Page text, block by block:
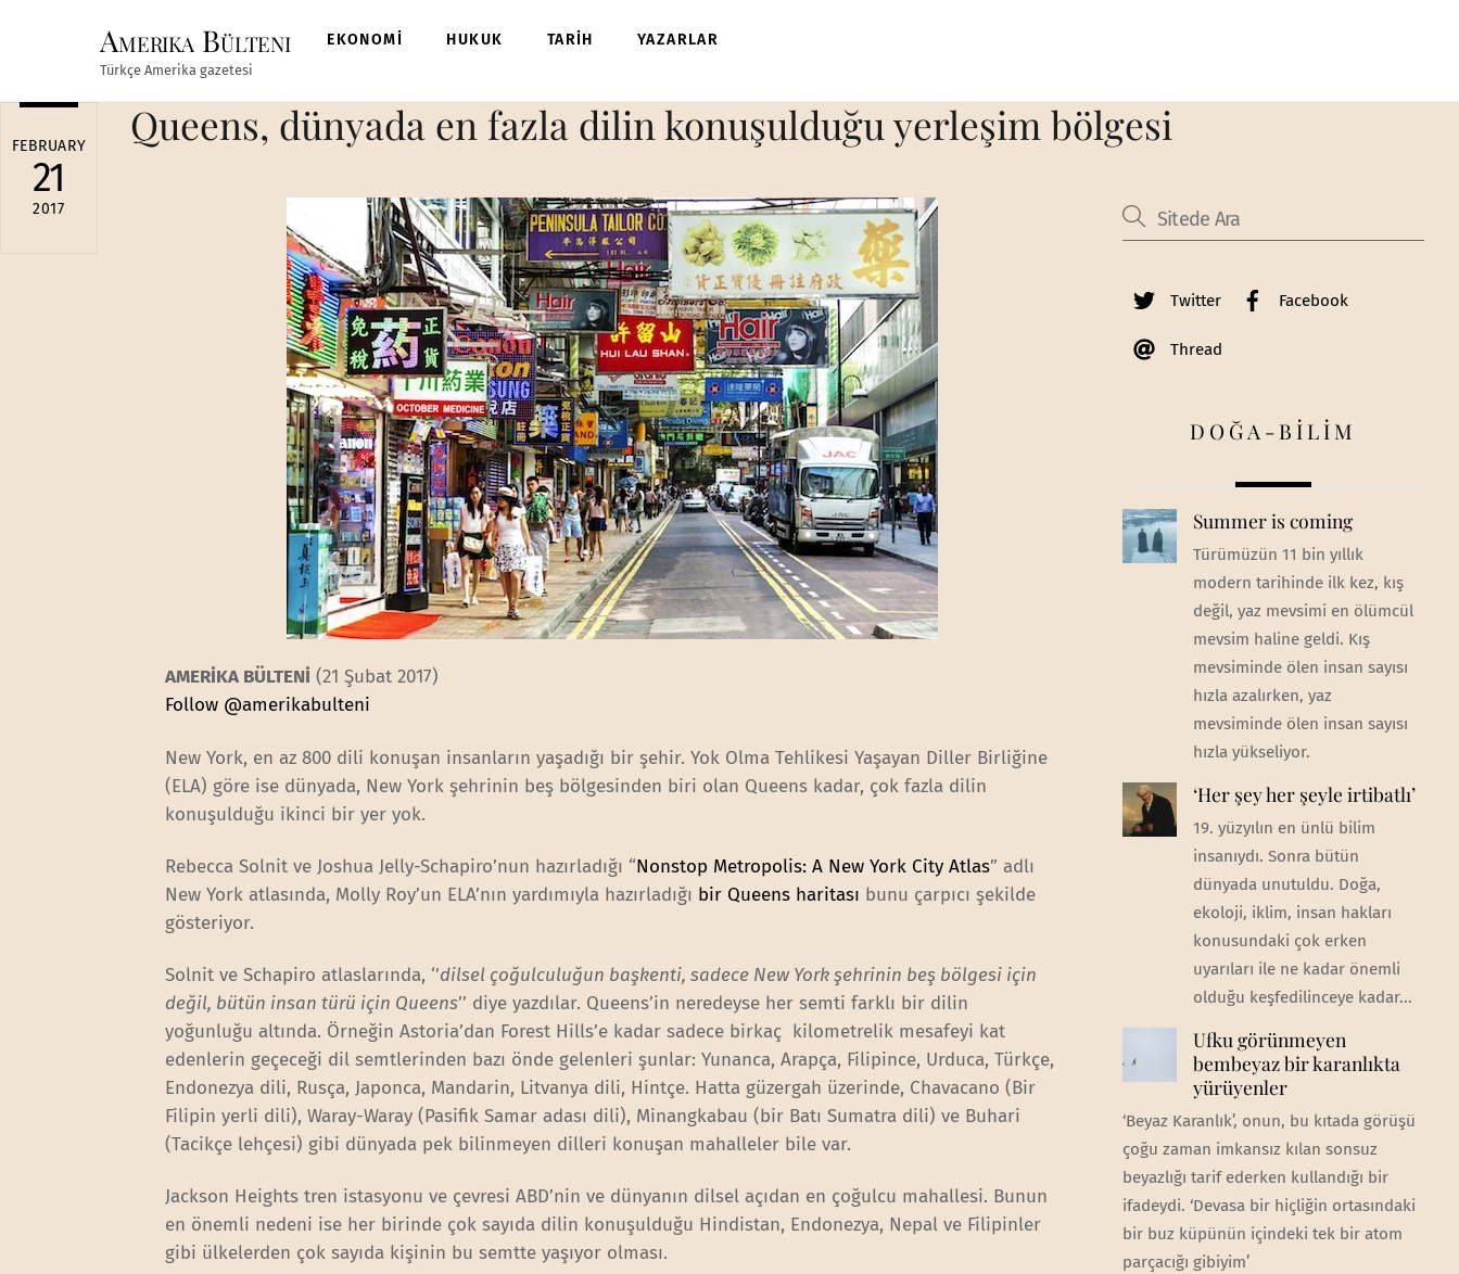
Amerika Bülteni
Türkçe Amerika gazetesi
EKONOMİ HUKUK TARİH YAZARLAR
FEBRUARY
21
2017
Queens, dünyada en fazla dilin konuşulduğu yerleşim bölgesi
AMERİKA BÜLTENİ (21 Şubat 2017)
Follow @amerikabulteni
New York, en az 800 dili konuşan insanların yaşadığı bir şehir. Yok Olma Tehlikesi Yaşayan Diller Birliğine
(ELA) göre ise dünyada, New York şehrinin beş bölgesinden biri olan Queens kadar, çok fazla dilin
konuşulduğu ikinci bir yer yok.
Rebecca Solnit ve Joshua Jelly-Schapiro’nun hazırladığı “Nonstop Metropolis: A New York City Atlas” adlı
New York atlasında, Molly Roy’un ELA’nın yardımıyla hazırladığı bir Queens haritası bunu çarpıcı şekilde
gösteriyor.
Solnit ve Schapiro atlaslarında, ‘’dilsel çoğulculuğun başkenti, sadece New York şehrinin beş bölgesi için
değil, bütün insan türü için Queens’’ diye yazdılar. Queens’in neredeyse her semti farklı bir dilin
yoğunluğu altında. Örneğin Astoria’dan Forest Hills’e kadar sadece birkaç kilometrelik mesafeyi kat
edenlerin geçeceği dil semtlerinden bazı önde gelenleri şunlar: Yunanca, Arapça, Filipince, Urduca, Türkçe,
Endonezya dili, Rusça, Japonca, Mandarin, Litvanya dili, Hintçe. Hatta güzergah üzerinde, Chavacano (Bir
Filipin yerli dili), Waray-Waray (Pasifik Samar adası dili), Minangkabau (bir Batı Sumatra dili) ve Buhari
(Tacikçe lehçesi) gibi dünyada pek bilinmeyen dilleri konuşan mahalleler bile var.
Jackson Heights tren istasyonu ve çevresi ABD’nin ve dünyanın dilsel açıdan en çoğulcu mahallesi. Bunun
en önemli nedeni ise her birinde çok sayıda dilin konuşulduğu Hindistan, Endonezya, Nepal ve Filipinler
gibi ülkelerden çok sayıda kişinin bu semtte yaşıyor olması.
Twitter Facebook
Thread
DOĞA-BİLİM
Summer is coming
Türümüzün 11 bin yıllık
modern tarihinde ilk kez, kış
değil, yaz mevsimi en ölümcül
mevsim haline geldi. Kış
mevsiminde ölen insan sayısı
hızla azalırken, yaz
mevsiminde ölen insan sayısı
hızla yükseliyor.
‘Her şey her şeyle irtibatlı’
19. yüzyılın en ünlü bilim
insanıydı. Sonra bütün
dünyada unutuldu. Doğa,
ekoloji, iklim, insan hakları
konusundaki çok erken
uyarıları ile ne kadar önemli
olduğu keşfedilinceye kadar...
Ufku görünmeyen
bembeyaz bir karanlıkta
yürüyenler
‘Beyaz Karanlık’, onun, bu kıtada görüşü
çoğu zaman imkansız kılan sonsuz
beyazlığı tarif ederken kullandığı bir
ifadeydi. ‘Devasa bir hiçliğin ortasındaki
bir buz küpünün içindeki tek bir atom
parçacığı gibiyim’